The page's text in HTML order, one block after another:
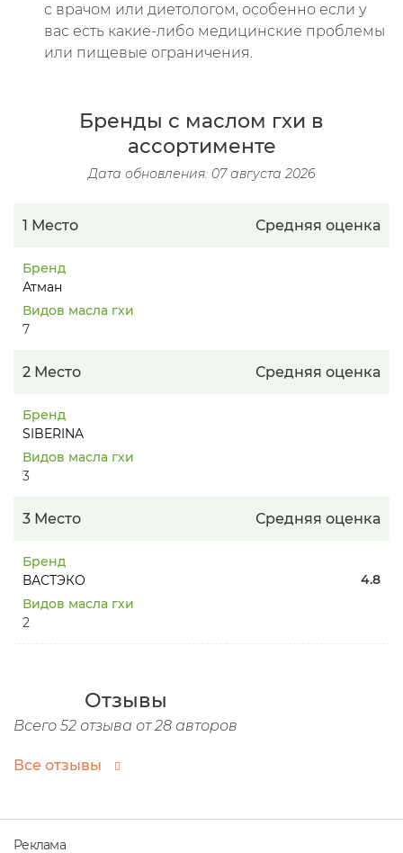
с врачом или диетологом, особенно если у
вас есть какие-либо медицинские проблемы
или пищевые ограничения.
Бренды с маслом гхи в
ассортименте
Дата обновления: 07 августа 2026
1 Место Средняя оценка
Бренд
Атман
Видов масла гхи
7
2 Место Средняя оценка
Бренд
SIBERINA
Видов масла гхи
3
3 Место Средняя оценка
Бренд
ВАСТЭКО
Видов масла гхи
2
4.8
Отзывы
Всего 52 отзыва от 28 авторов
Все отзывы
Реклама